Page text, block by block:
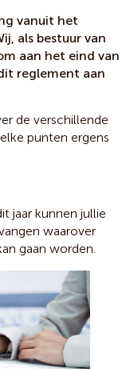
vanuit het
als bestuur van
aan het eind van
reglement aan
de verschillende
punten ergens
jaar kunnen jullie
waarover
gaan worden.